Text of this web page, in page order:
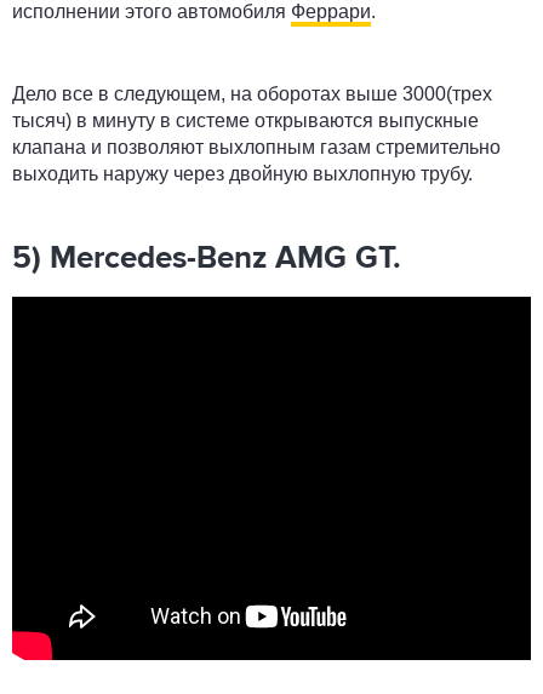
исполнении этого автомобиля Феррари.
Дело все в следующем, на оборотах выше 3000(трех
тысяч) в минуту в системе открываются выпускные
клапана и позволяют выхлопным газам стремительно
выходить наружу через двойную выхлопную трубу.
5) Mercedes-Benz AMG GT.